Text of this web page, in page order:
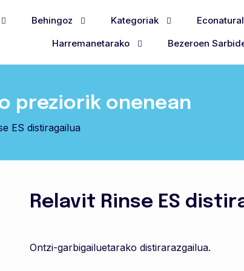
Behingoz Kategoriak Econatural
Harremanetarako
Bezeroen
preziorik onenean
ES distiragailua
Relavit Rinse ES
Ontzi-garbigailuetarako distirarazgailua.